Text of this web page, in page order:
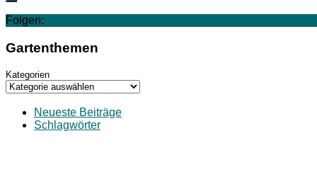
Folgen:
Gartenthemen
Kategorien
Neueste Beiträge
Schlagwörter